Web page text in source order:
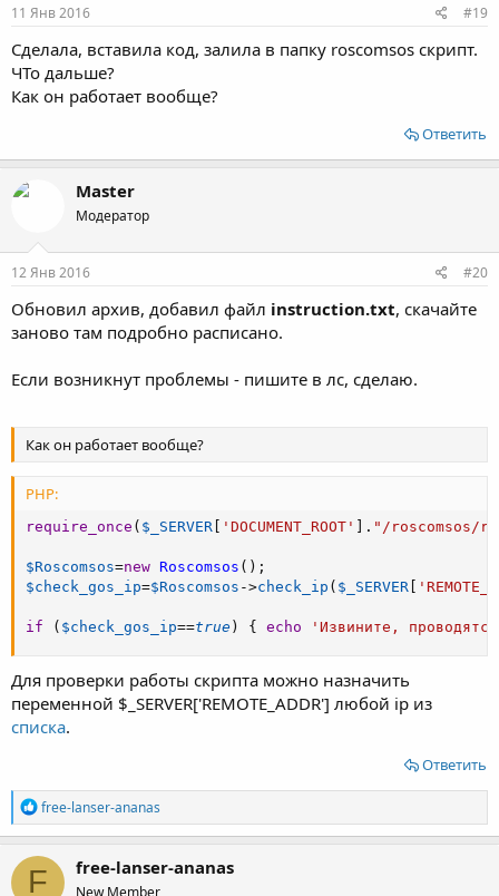
11 Янв 2016 #19
Сделала, вставила код, залила в папку roscomsos скрипт.
ЧТо дальше?
Как он работает вообще?
Ответить
Master
Модератор
12 Янв 2016 #20
Обновил архив, добавил файл instruction.txt, скачайте
заново там подробно расписано.
Если возникнут проблемы - пишите в лс, сделаю.
Как он работает вообще?
PHP:
require_once ( $_SERVER [ 'DOCUMENT_ROOT' ] . "/roscomsos/
$Roscomsos=new Roscomsos ( ) ;
$check_gos_ip=$Roscomsos ->check_ip ( $_SERVER [
if ( $check_gos_ip==true) { echo 'Извините,
Для проверки работы скрипта можно назначить
переменной $_SERVER['REMOTE_ADDR'] любой ip из
списка.
Ответить
Р
е
а
к
ц
free-lanser-ananas
F free-lanser-ananas
New Member